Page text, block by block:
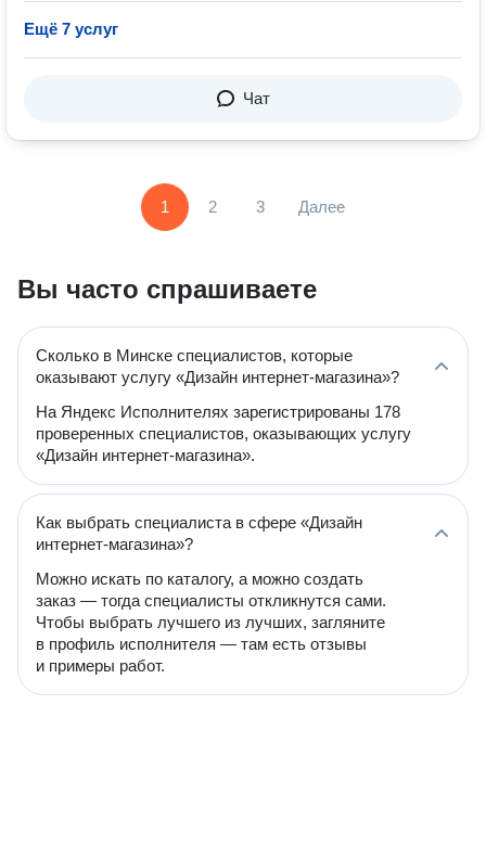
Ещё 7 услуг
Чат
1 2 3 Далее
Вы часто спрашиваете
Сколько в Минске специалистов, которые
оказывают услугу «Дизайн интернет-магазина»?
На Яндекс Исполнителях зарегистрированы 178
проверенных специалистов, оказывающих услугу
«Дизайн интернет-магазина».
Как выбрать специалиста в сфере «Дизайн
интернет-магазина»?
Можно искать по каталогу, а можно создать
заказ — тогда специалисты откликнутся сами.
Чтобы выбрать лучшего из лучших, загляните
в профиль исполнителя — там есть отзывы
и примеры работ.